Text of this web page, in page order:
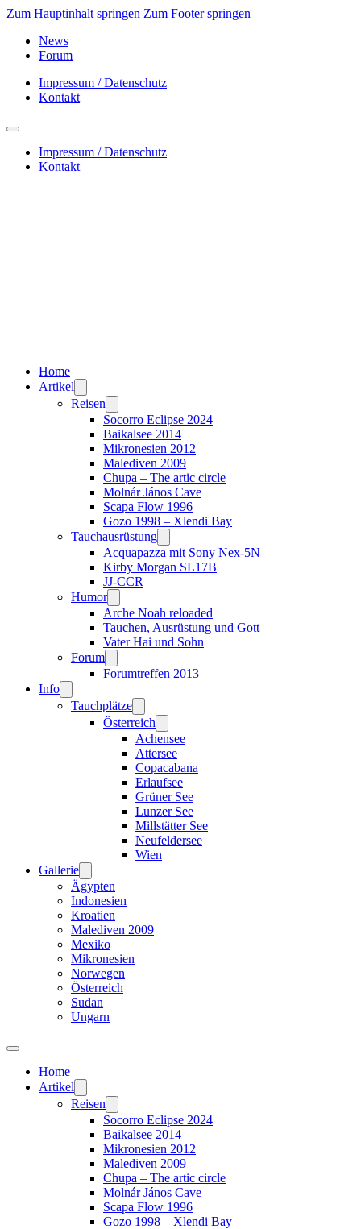
Zum Hauptinhalt springen Zum Footer springen
News
Forum
Impressum / Datenschutz
Kontakt
Impressum / Datenschutz
Kontakt
Home
Artikel
Reisen
Socorro Eclipse 2024
Baikalsee 2014
Mikronesien 2012
Malediven 2009
Chupa – The artic circle
Molnár János Cave
Scapa Flow 1996
Gozo 1998 – Xlendi Bay
Tauchausrüstung
Acquapazza mit Sony Nex-5N
Kirby Morgan SL17B
JJ-CCR
Humor
Arche Noah reloaded
Tauchen, Ausrüstung und Gott
Vater Hai und Sohn
Forum
Forumtreffen 2013
Info
Tauchplätze
Österreich
Achensee
Attersee
Copacabana
Erlaufsee
Grüner See
Lunzer See
Millstätter See
Neufeldersee
Wien
Gallerie
Ägypten
Indonesien
Kroatien
Malediven 2009
Mexiko
Mikronesien
Norwegen
Österreich
Sudan
Ungarn
Home
Artikel
Reisen
Socorro Eclipse 2024
Baikalsee 2014
Mikronesien 2012
Malediven 2009
Chupa – The artic circle
Molnár János Cave
Scapa Flow 1996
Gozo 1998 – Xlendi Bay